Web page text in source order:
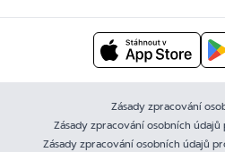
Zásady zpracování
Zásady zpracování osobních
Zásady zpracování osobních údajů